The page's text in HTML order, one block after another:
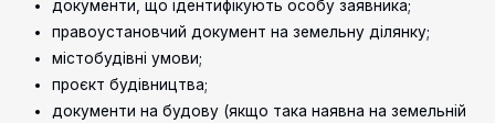
документи, що ідентифікують особу заявника;
правоустановчий документ на земельну ділянку;
містобудівні умови;
проєкт будівництва;
документи на будову (якщо така наявна на земельній